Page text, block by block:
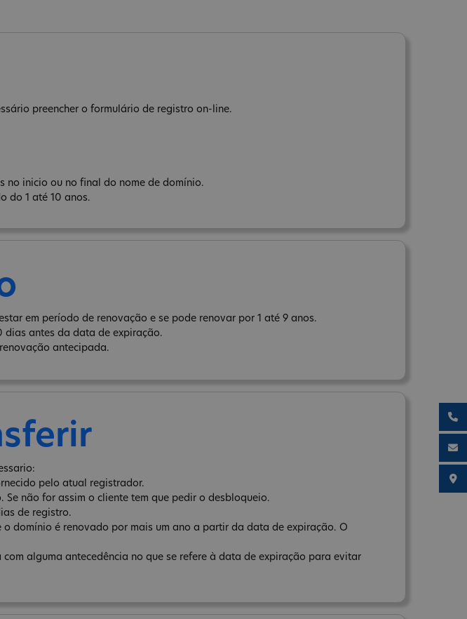
preencher o formulário de registro on-line.
no inicio ou no final do nome de domínio.
do 1 até 10 anos.
em período de renovação e se pode renovar por 1 até 9 anos.
dias antes da data de expiração.
antecipada.
pelo atual registrador.
não for assim o cliente tem que pedir o desbloqueio.
de registro.
o domínio é renovado por mais um ano a partir da data de expiração. O
com alguma antecedência no que se refere à data de expiração para evitar